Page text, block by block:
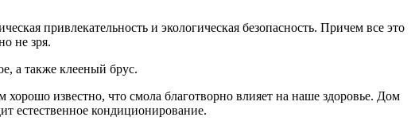
привлекательность и экологическая безопасность. Причем все это
не зря.
а также клееный брус.
известно, что смола благотворно влияет на наше здоровье. Дом
естественное кондиционирование.